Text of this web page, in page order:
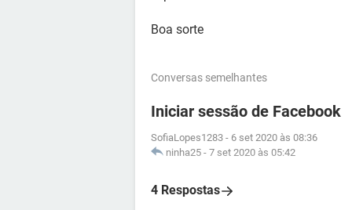
Boa sorte
Conversas semelhantes
Iniciar sessão de Facebook
SofiaLopes1283 - 6 set 2020 às 08:36
ninha25 - 7 set 2020 às 05:42
4 Respostas